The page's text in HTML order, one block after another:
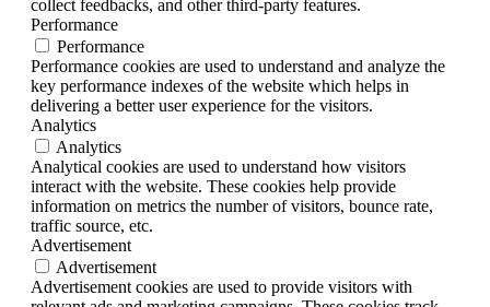
collect feedbacks, and other third-party features.
Performance
Performance
Performance cookies are used to understand and analyze the
key performance indexes of the website which helps in
delivering a better user experience for the visitors.
Analytics
Analytics
Analytical cookies are used to understand how visitors
interact with the website. These cookies help provide
information on metrics the number of visitors, bounce rate,
traffic source, etc.
Advertisement
Advertisement
Advertisement cookies are used to provide visitors with